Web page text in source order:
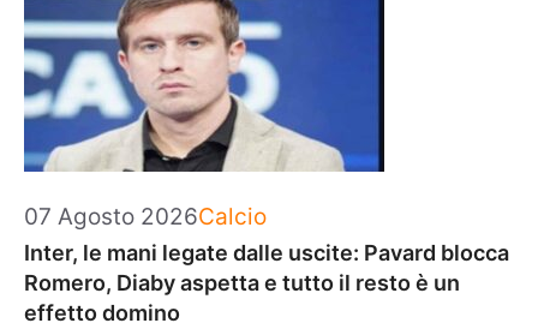
07 Agosto 2026Categorie
Calcio
Inter, le mani legate dalle uscite: Pavard blocca
Romero, Diaby aspetta e tutto il resto è un
effetto domino